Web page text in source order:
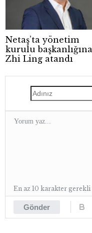
Netaş’ta yönetim
kurulu başkanlığına
Zhi Ling atandı
Gönder
En az 10 karakter gerekli